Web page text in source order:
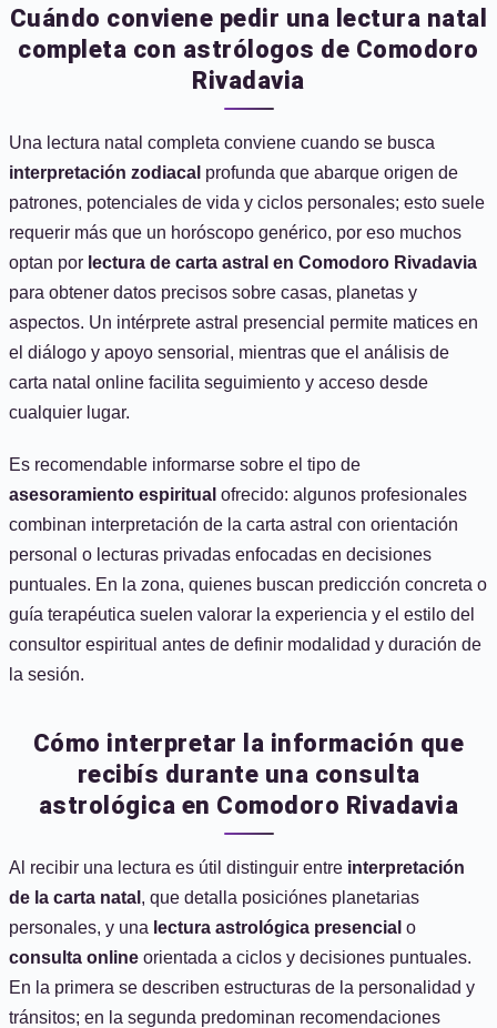
Cuándo conviene pedir una lectura natal
completa con astrólogos de Comodoro
Rivadavia
Una lectura natal completa conviene cuando se busca
interpretación zodiacal profunda que abarque origen de
patrones, potenciales de vida y ciclos personales; esto suele
requerir más que un horóscopo genérico, por eso muchos
optan por lectura de carta astral en Comodoro Rivadavia
para obtener datos precisos sobre casas, planetas y
aspectos. Un intérprete astral presencial permite matices en
el diálogo y apoyo sensorial, mientras que el análisis de
carta natal online facilita seguimiento y acceso desde
cualquier lugar.
Es recomendable informarse sobre el tipo de
asesoramiento espiritual ofrecido: algunos profesionales
combinan interpretación de la carta astral con orientación
personal o lecturas privadas enfocadas en decisiones
puntuales. En la zona, quienes buscan predicción concreta o
guía terapéutica suelen valorar la experiencia y el estilo del
consultor espiritual antes de definir modalidad y duración de
la sesión.
Cómo interpretar la información que
recibís durante una consulta
astrológica en Comodoro Rivadavia
Al recibir una lectura es útil distinguir entre interpretación
de la carta natal , que detalla posiciónes planetarias
personales, y una lectura astrológica presencial o
consulta online orientada a ciclos y decisiones puntuales.
En la primera se describen estructuras de la personalidad y
tránsitos; en la segunda predominan recomendaciones